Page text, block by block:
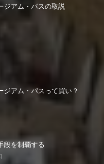
ジアム・パスの取説
ジアム・パスって買い？
段を制覇する